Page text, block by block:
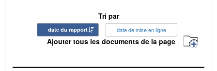
Tri par
date du rapport date de mise en ligne
Ajouter tous les documents de la page